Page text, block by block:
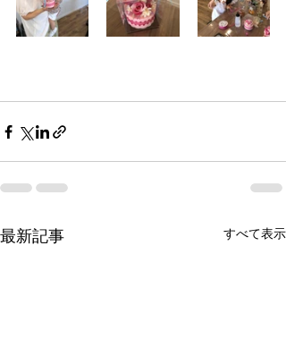
最新記事 すべて表示